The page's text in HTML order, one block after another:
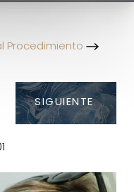
Procedimiento
SIGUIENTE